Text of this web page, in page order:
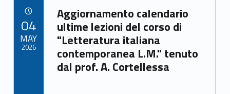
Link identifier archive #link-archive-88328
Aggiornamento calendario
ultime lezioni del corso di
"Letteratura italiana
contemporanea L.M." tenuto
dal prof. A. Cortellessa
04
MAY
2026